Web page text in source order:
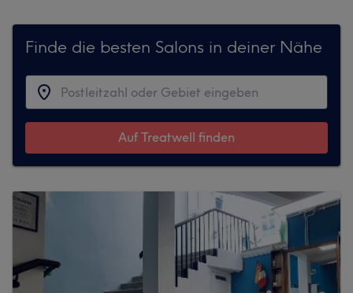
Finde die besten Salons in deiner Nähe
Auf Treatwell finden